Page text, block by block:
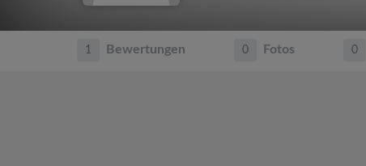
1 Bewertungen 0 Fotos 0